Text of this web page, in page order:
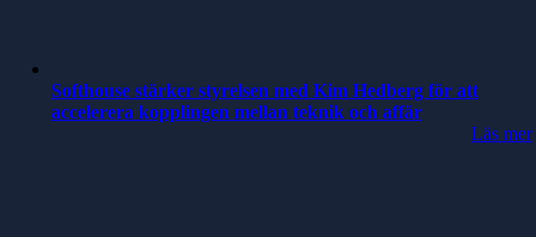
Softhouse stärker styrelsen med Kim Hedberg för att
accelerera kopplingen mellan teknik och affär
Läs mer